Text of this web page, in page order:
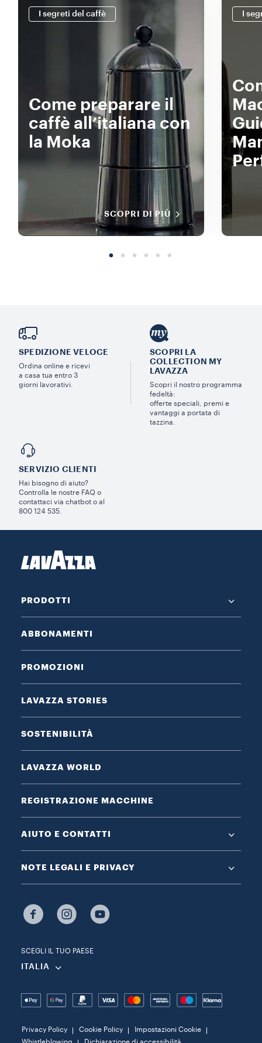
I segreti del caffè
Come preparare il
caffè all’italiana con
la Moka
SCOPRI DI PIÙ
I
SPEDIZIONE VELOCE
Ordina online e ricevi
a casa tua entro 3
giorni lavorativi.
SCOPRI LA
COLLECTION MY
LAVAZZA
Scopri il nostro programma
fedeltà:
offerte speciali, premi e
vantaggi a portata di
tazzina.
SERVIZIO CLIENTI​
Hai bisogno di aiuto?​
Controlla le nostre FAQ o
contattaci via chatbot o al
800 124 535.
PRODOTTI
ABBONAMENTI
PROMOZIONI
LAVAZZA STORIES
SOSTENIBILITÀ
LAVAZZA WORLD
REGISTRAZIONE MACCHINE
AIUTO E CONTATTI
NOTE LEGALI E PRIVACY
SCEGLI IL TUO PAESE
ITALIA
Privacy Policy Cookie Policy
Impostazioni Cookie